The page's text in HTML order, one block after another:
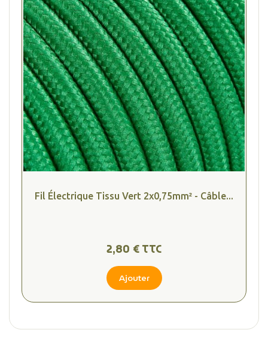
Fil Électrique Tissu Vert 2x0,75mm² - Câble...
2,80 € TTC
Ajouter